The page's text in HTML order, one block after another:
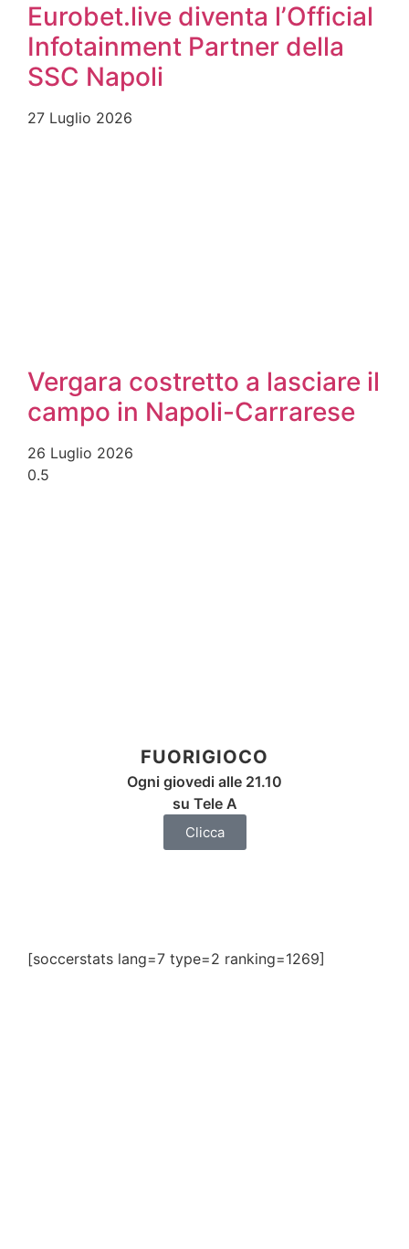
Eurobet.live diventa l’Official
Infotainment Partner della
SSC Napoli
27 Luglio 2026
Vergara costretto a lasciare il
campo in Napoli-Carrarese
26 Luglio 2026
FUORIGIOCO
Ogni giovedi alle 21.10
su Tele A
Clicca
[soccerstats lang=7 type=2 ranking=1269]